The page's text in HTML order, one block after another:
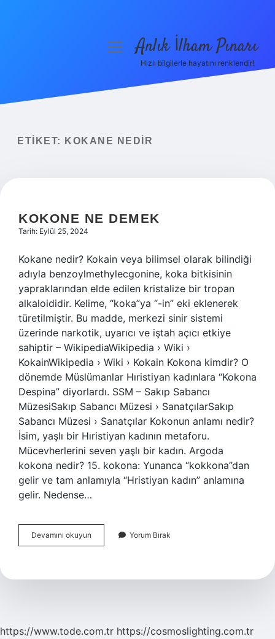
Yasal Uyarı
menüyüAnlık İlham Pınarı
Hızlı bilgilerle hayatını renklendir!
ETIKET: KOKANE NEDIR
KOKONE NE DEMEK
Tarih: Eylül 25, 2024
Kokane nedir? Kokain veya bilimsel olarak bilindiği
adıyla benzoylmethylecgonine, koka bitkisinin
yapraklarından elde edilen kristalize bir tropan
alkaloididir. Kelime, “koka”ya “-in” eki eklenerek
türetilmiştir. Bu madde, merkezi sinir sistemi
üzerinde narkotik, uyarıcı ve iştah açıcı etkiye
sahiptir – WikipediaWikipedia › Wiki ›
KokainWikipedia › Wiki › Kokain Kokona kimdir? O
dönemde Müslümanlar Hıristiyan kadınlara “Kokona
Despina” diyorlardı. SSM – Sakıp Sabancı
MüzesiSakıp Sabancı Müzesi › SanatçılarSakıp
Sabancı Müzesi › Sanatçılar Kokonun anlamı nedir?
İsim, yaşlı bir Hıristiyan kadının metaforu.
Mücevherlerini seven yaşlı bir kadın. Argoda
kokona nedir? 15. kokona: Yunanca “kokkona”dan
gelir ve tam anlamıyla “Hristiyan kadın” anlamına
gelir. Nedense…
Devamını okuyun
Ne
Yorum Bırak
https://www.tode.com.tr https://cosmoslighting.com.tr